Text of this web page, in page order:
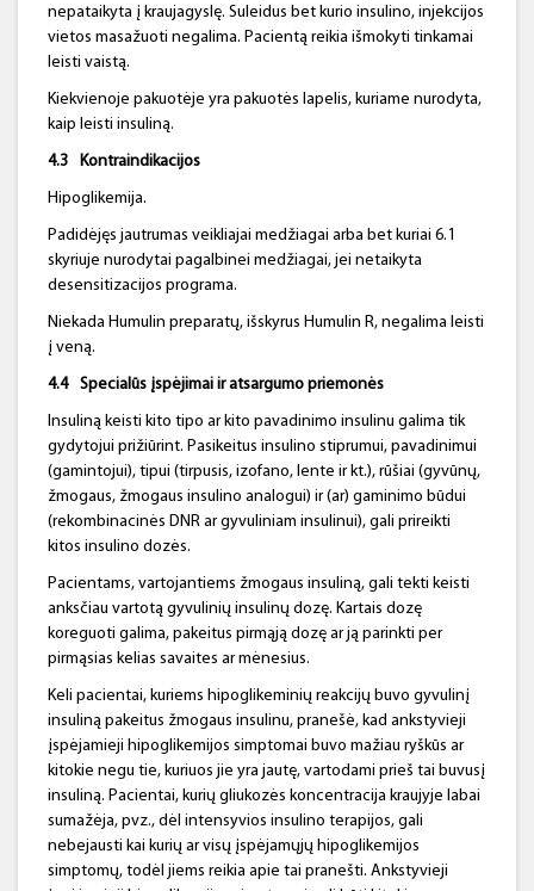
nepataikyta į kraujagyslę. Suleidus bet kurio insulino, injekcijos
vietos masažuoti negalima. Pacientą reikia išmokyti tinkamai
leisti vaistą.
Kiekvienoje pakuotėje yra pakuotės lapelis, kuriame nurodyta,
kaip leisti insuliną.
4.3 Kontraindikacijos
Hipoglikemija.
Padidėjęs jautrumas veikliajai medžiagai arba bet kuriai 6.1
skyriuje nurodytai pagalbinei medžiagai, jei netaikyta
desensitizacijos programa.
Niekada Humulin preparatų, išskyrus Humulin R, negalima leisti
į veną.
4.4 Specialūs įspėjimai ir atsargumo priemonės
Insuliną keisti kito tipo ar kito pavadinimo insulinu galima tik
gydytojui prižiūrint. Pasikeitus insulino stiprumui, pavadinimui
(gamintojui), tipui (tirpusis, izofano, lente ir kt.), rūšiai (gyvūnų,
žmogaus, žmogaus insulino analogui) ir (ar) gaminimo būdui
(rekombinacinės DNR ar gyvuliniam insulinui), gali prireikti
kitos insulino dozės.
Pacientams, vartojantiems žmogaus insuliną, gali tekti keisti
anksčiau vartotą gyvulinių insulinų dozę. Kartais dozę
koreguoti galima, pakeitus pirmąją dozę ar ją parinkti per
pirmąsias kelias savaites ar mėnesius.
Keli pacientai, kuriems hipoglikeminių reakcijų buvo gyvulinį
insuliną pakeitus žmogaus insulinu, pranešė, kad ankstyvieji
įspėjamieji hipoglikemijos simptomai buvo mažiau ryškūs ar
kitokie negu tie, kuriuos jie yra jautę, vartodami prieš tai buvusį
insuliną. Pacientai, kurių gliukozės koncentracija kraujyje labai
sumažėja, pvz., dėl intensyvios insulino terapijos, gali
nebejausti kai kurių ar visų įspėjamųjų hipoglikemijos
simptomų, todėl jiems reikia apie tai pranešti. Ankstyvieji